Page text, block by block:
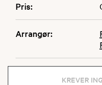
Pris:
Arrangør:
KREVER